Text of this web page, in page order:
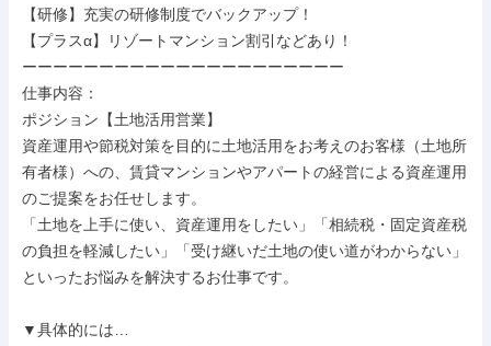
【研修】充実の研修制度でバックアップ！
【プラスα】リゾートマンション割引などあり！
ーーーーーーーーーーーーーーーーーーーーー
仕事内容：
ポジション【土地活用営業】
資産運用や節税対策を目的に土地活用をお考えのお客様（土地所
有者様）への、賃貸マンションやアパートの経営による資産運用
のご提案をお任せします。
「土地を上手に使い、資産運用をしたい」「相続税・固定資産税
の負担を軽減したい」「受け継いだ土地の使い道がわからない」
といったお悩みを解決するお仕事です。
▼具体的には…